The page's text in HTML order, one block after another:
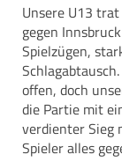
Unsere U13
gegen
Spielzügen,
offen, doch
die Partie mit
verdienter Sieg
Spieler alles